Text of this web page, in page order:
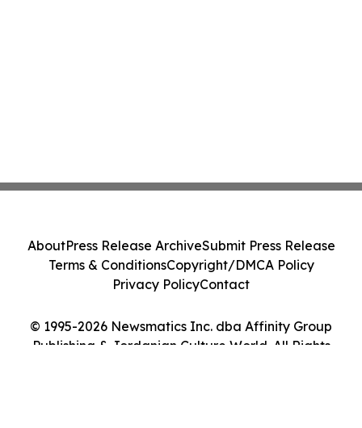
© 1995-2026 Newsmatics Inc. dba Affinity Group
Publishing & Jordanian Culture World. All Rights
AboutPress Release ArchiveSubmit Press Release
Terms & ConditionsCopyright/DMCA Policy
Privacy PolicyContact